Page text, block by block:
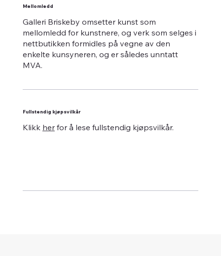
Mellomledd
Galleri Briskeby omsetter kunst som
mellomledd for kunstnere, og verk som selges i
nettbutikken formidles på vegne av den
enkelte kunsyneren, og er således unntatt
MVA.
Fullstendig kjøpsvilkår
Klikk herfor å lese fullstendig kjøpsvilkår.